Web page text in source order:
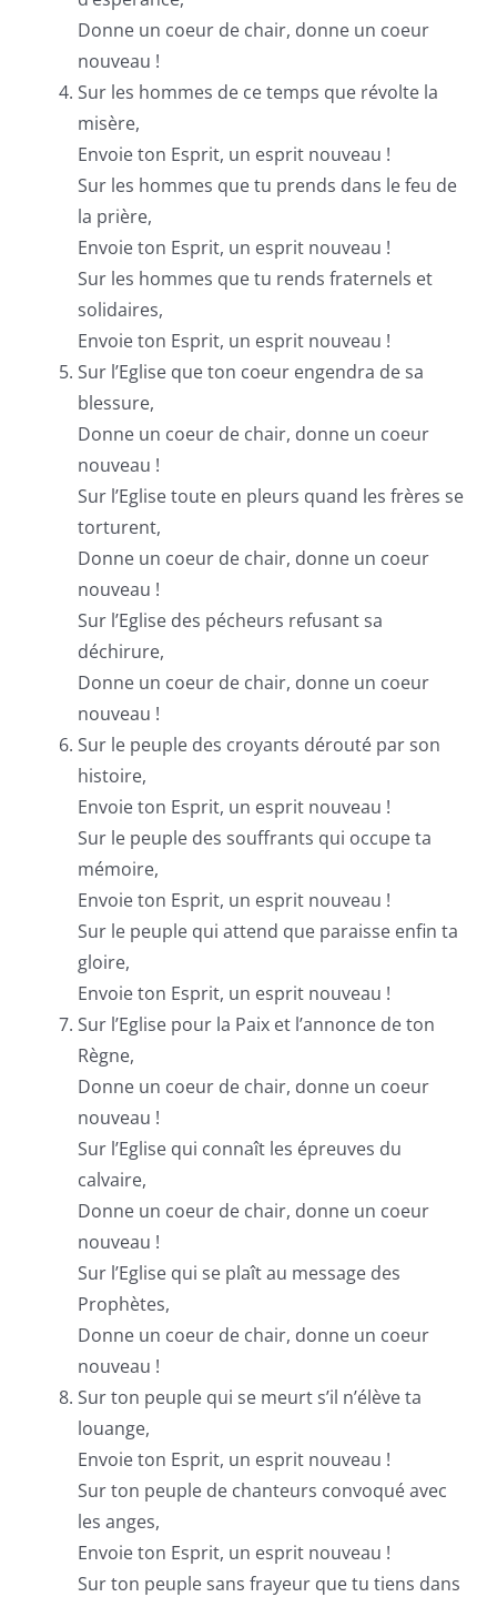
Donne un coeur de chair, donne un coeur
nouveau !
Sur les hommes de ce temps que révolte la
misère,
Envoie ton Esprit, un esprit nouveau !
Sur les hommes que tu prends dans le feu de
la prière,
Envoie ton Esprit, un esprit nouveau !
Sur les hommes que tu rends fraternels et
solidaires,
Envoie ton Esprit, un esprit nouveau !
Sur l’Eglise que ton coeur engendra de sa
blessure,
Donne un coeur de chair, donne un coeur
nouveau !
Sur l’Eglise toute en pleurs quand les frères se
torturent,
Donne un coeur de chair, donne un coeur
nouveau !
Sur l’Eglise des pécheurs refusant sa
déchirure,
Donne un coeur de chair, donne un coeur
nouveau !
Sur le peuple des croyants dérouté par son
histoire,
Envoie ton Esprit, un esprit nouveau !
Sur le peuple des souffrants qui occupe ta
mémoire,
Envoie ton Esprit, un esprit nouveau !
Sur le peuple qui attend que paraisse enfin ta
gloire,
Envoie ton Esprit, un esprit nouveau !
Sur l’Eglise pour la Paix et l’annonce de ton
Règne,
Donne un coeur de chair, donne un coeur
nouveau !
Sur l’Eglise qui connaît les épreuves du
calvaire,
Donne un coeur de chair, donne un coeur
nouveau !
Sur l’Eglise qui se plaît au message des
Prophètes,
Donne un coeur de chair, donne un coeur
nouveau !
Sur ton peuple qui se meurt s’il n’élève ta
louange,
Envoie ton Esprit, un esprit nouveau !
Sur ton peuple de chanteurs convoqué avec
les anges,
Envoie ton Esprit, un esprit nouveau !
Sur ton peuple sans frayeur que tu tiens dans